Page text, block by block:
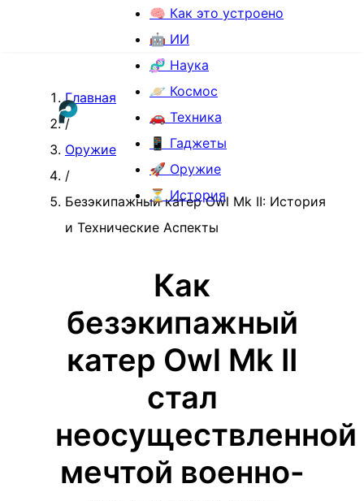
🧠 Как это устроено
🤖 ИИ
🧬 Наука
🪐 Космос
🚗 Техника
📱 Гаджеты
🚀 Оружие
⏳ История
Главная
/
Оружие
/
Безэкипажный катер Owl Mk II: История
и Технические Аспекты
Как
безэкипажный
катер Owl Mk II
стал
неосуществленной
мечтой военно-